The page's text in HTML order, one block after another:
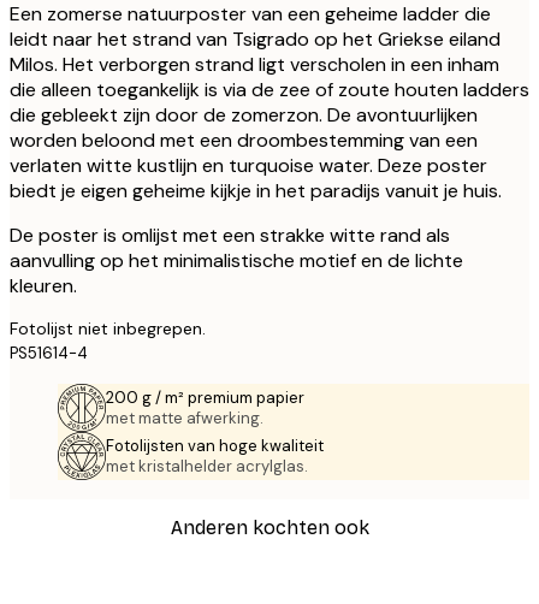
Een zomerse natuurposter van een geheime ladder die
leidt naar het strand van Tsigrado op het Griekse eiland
Milos. Het verborgen strand ligt verscholen in een inham
die alleen toegankelijk is via de zee of zoute houten ladders
die gebleekt zijn door de zomerzon. De avontuurlijken
worden beloond met een droombestemming van een
verlaten witte kustlijn en turquoise water. Deze poster
biedt je eigen geheime kijkje in het paradijs vanuit je huis.
De poster is omlijst met een strakke witte rand als
aanvulling op het minimalistische motief en de lichte
kleuren.
Fotolijst niet inbegrepen.
PS51614-4
200 g / m² premium papier
met matte afwerking.
Fotolijsten van hoge kwaliteit
met kristalhelder acrylglas.
Anderen kochten ook